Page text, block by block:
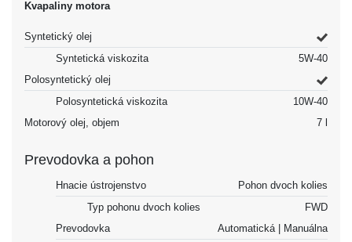
Kvapaliny motora
Syntetický olej
Syntetická viskozita
5W-40
Polosyntetický olej
Polosyntetická viskozita
10W-40
Motorový olej, objem
7 l
Prevodovka a pohon
Hnacie ústrojenstvo
Pohon dvoch kolies
Typ pohonu dvoch kolies
FWD
Prevodovka
Automatická | Manuálna